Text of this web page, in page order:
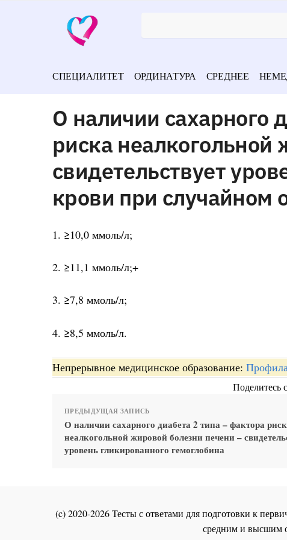
СПЕЦИАЛИТЕТ ОРДИНАТУРА СРЕДНЕЕ
О наличии сахарного
риска
свидетельствует
крови при случайном
1. ≥10,0 ммоль/л;
2. ≥11,1 ммоль/л;+
3. ≥7,8 ммоль/л;
4. ≥8,5 ммоль/л.
Непрерывное медицинское образование:
Поделитесь
ПРЕДЫДУЩАЯ ЗАПИСЬ
О наличии сахарного диабета 2 типа – фактора
неалкогольной жировой болезни печени –
уровень гликированного гемоглобина
(c) 2020-2026 Тесты с ответами для подготовки к
средним и высшим